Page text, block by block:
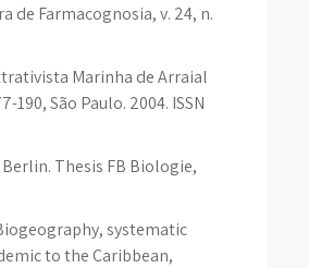
de Farmacognosia, v. 24, n.
Marinha de Arraial
190, São Paulo. 2004. ISSN
Thesis FB Biologie,
systematic
to the Caribbean,